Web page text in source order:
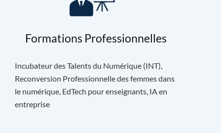
Formations Professionnelles
Incubateur des Talents du Numérique (INT),
Reconversion Professionnelle des femmes dans
le numérique, EdTech pour enseignants, IA en
entreprise